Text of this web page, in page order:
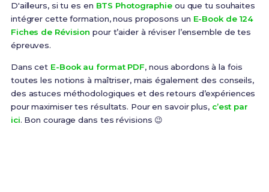
D'ailleurs, si tu es en BTS Photographieou que tu souhaites
intégrer cette formation, nous proposons un E-Book de 124
Fiches de Révision pour t’aider à réviser l’ensemble de tes
épreuves.
Dans cet E-Book au format PDF, nous abordons à la fois
toutes les notions à maîtriser, mais également des conseils,
des astuces méthodologiques et des retours d’expériences
pour maximiser tes résultats. Pour en savoir plus, c’est par
ici. Bon courage dans tes révisions 😉